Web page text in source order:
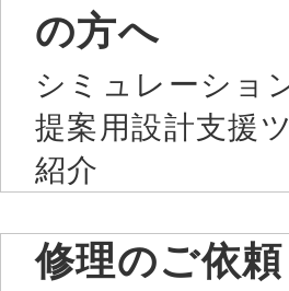
の方へ
シミュレーショ
提案用設計支援
紹介
修理のご依